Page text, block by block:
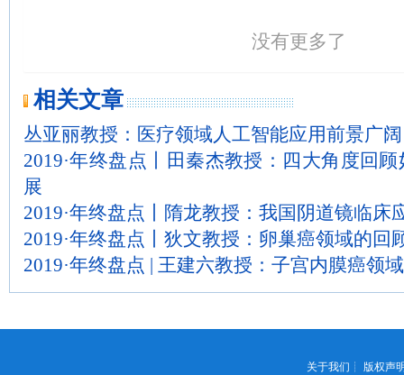
没有更多了
相关文章
丛亚丽教授：医疗领域人工智能应用前景广阔
2019·年终盘点丨田秦杰教授：四大角度回
展
2019·年终盘点丨隋龙教授：我国阴道镜临床
2019·年终盘点丨狄文教授：卵巢癌领域的回
2019·年终盘点 | 王建六教授：子宫内膜癌领
关于我们 ┊ 版权声